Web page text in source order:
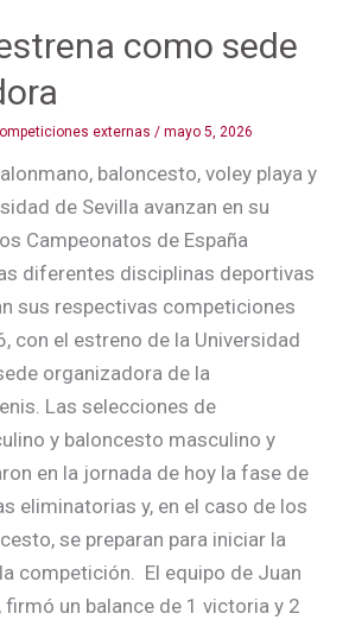
como sede
externas /mayo 5, 2026
baloncesto, voley playa y
de Sevilla avanzan en su
Campeonatos de España
diferentes disciplinas deportivas
sus respectivas competiciones
con el estreno de la Universidad
organizadora de la
Las selecciones de
y baloncesto masculino y
en la jornada de hoy la fase de
eliminatorias y, en el caso de los
se preparan para iniciar la
competición. El equipo de Juan
firmó un balance de 1 victoria y 2